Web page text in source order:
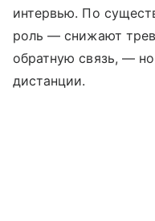
интервью. По
роль — снижают
обратную связь, —
дистанции.